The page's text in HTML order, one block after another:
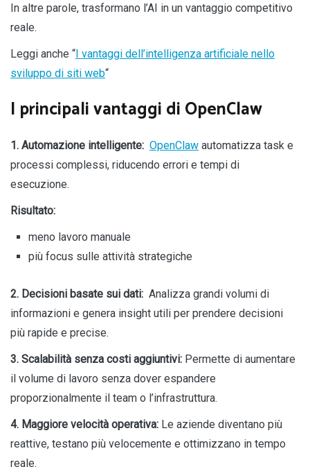
In altre parole, trasformano l’AI in un vantaggio competitivo
reale.
Leggi anche “I vantaggi dell’intelligenza artificiale nello
sviluppo di siti web“
I principali vantaggi di OpenClaw
1. Automazione intelligente: OpenClaw automatizza task e
processi complessi, riducendo errori e tempi di
esecuzione.
Risultato:
meno lavoro manuale
più focus sulle attività strategiche
2. Decisioni basate sui dati: Analizza grandi volumi di
informazioni e genera insight utili per prendere decisioni
più rapide e precise.
3. Scalabilità senza costi aggiuntivi: Permette di aumentare
il volume di lavoro senza dover espandere
proporzionalmente il team o l’infrastruttura.
4. Maggiore velocità operativa: Le aziende diventano più
reattive, testano più velocemente e ottimizzano in tempo
reale.